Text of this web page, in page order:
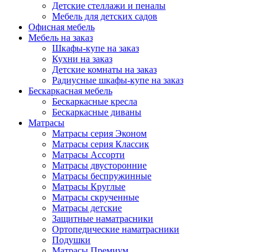
Детские стеллажи и пеналы
Мебель для детских садов
Офисная мебель
Мебель на заказ
Шкафы-купе на заказ
Кухни на заказ
Детские комнаты на заказ
Радиусные шкафы-купе на заказ
Бескаркасная мебель
Бескаркасные кресла
Бескаркасные диваны
Матрасы
Матрасы серия Эконом
Матрасы серия Классик
Матрасы Ассорти
Матрасы двусторонние
Матрасы беспружинные
Матрасы Круглые
Матрасы скрученные
Матрасы детские
Защитные наматрасники
Ортопедические наматрасники
Подушки